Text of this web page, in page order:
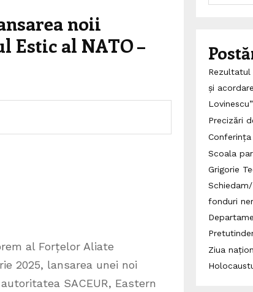
noii
Estic al NATO –
al Forțelor Aliate
2025, lansarea unei noi
SACEUR, Eastern
și
Precizări
Conferința
Scoala
Grigorie
fonduri
Ziua